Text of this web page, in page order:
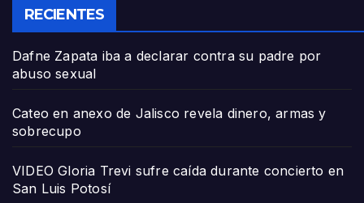
RECIENTES
Dafne Zapata iba a declarar contra su padre por
abuso sexual
Cateo en anexo de Jalisco revela dinero, armas y
sobrecupo
VIDEO Gloria Trevi sufre caída durante concierto en
San Luis Potosí